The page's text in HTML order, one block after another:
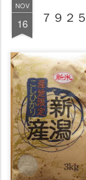
NOV
16 ７９２